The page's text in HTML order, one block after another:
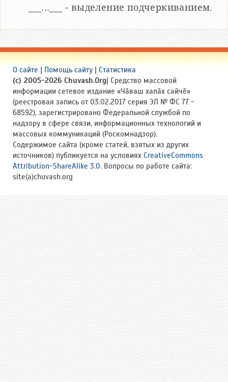
___...___ - выделение подчеркиванием.
О сайте | Помощь сайту | Статистика
(c) 2005-2026 Chuvash.Org| Средство массовой
информации сетевое издание «Чӑваш халӑх сайчӗ»
(реестровая запись от 03.02.2017 серия ЭЛ № ФС 77 -
68592), зарегистрировано Федеральной службой по
надзору в сфере связи, информационных технологий и
массовых коммуникаций (Роскомнадзор).
Содержимое сайта (кроме статей, взятых из других
источников) публикуется на условиях CreativeCommons
Attribution-ShareAlike 3.0. Вопросы по работе сайта:
site(a)chuvash.org